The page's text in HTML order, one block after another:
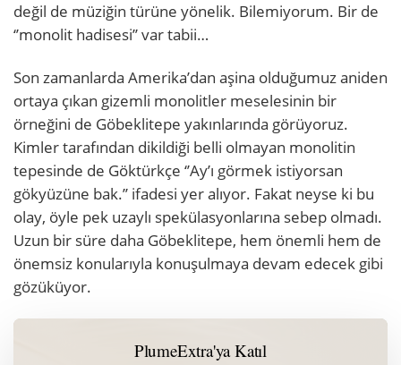
değil de müziğin türüne yönelik. Bilemiyorum. Bir de
‘’monolit hadisesi’’ var tabii…
Son zamanlarda Amerika’dan aşina olduğumuz aniden
ortaya çıkan gizemli monolitler meselesinin bir
örneğini de Göbeklitepe yakınlarında görüyoruz.
Kimler tarafından dikildiği belli olmayan monolitin
tepesinde de Göktürkçe ‘’Ay’ı görmek istiyorsan
gökyüzüne bak.’’ ifadesi yer alıyor. Fakat neyse ki bu
olay, öyle pek uzaylı spekülasyonlarına sebep olmadı.
Uzun bir süre daha Göbeklitepe, hem önemli hem de
önemsiz konularıyla konuşulmaya devam edecek gibi
gözüküyor.
PlumeExtra'ya Katıl